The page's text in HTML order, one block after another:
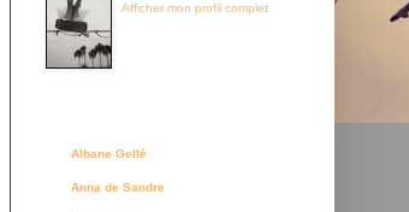
Afficher mon profil complet
Albane Gellé
Anna de Sandre